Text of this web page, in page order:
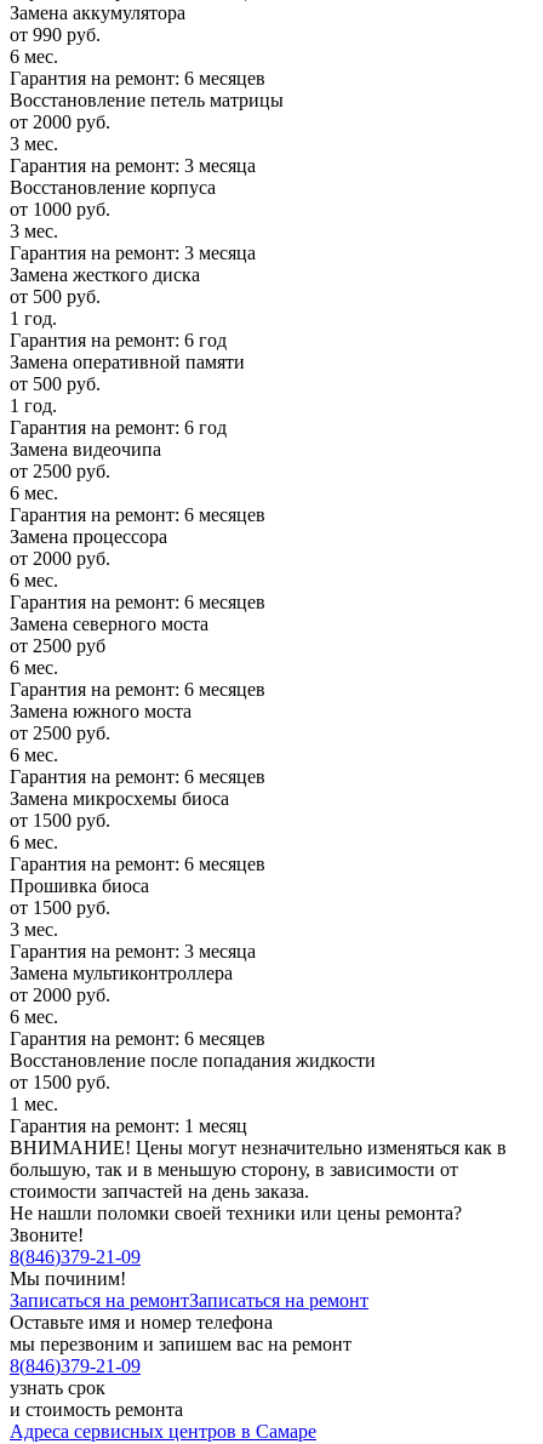
Замена аккумулятора
от 990 руб.
6 мес.
Гарантия на ремонт: 6 месяцев
Восстановление петель матрицы
от 2000 руб.
3 мес.
Гарантия на ремонт: 3 месяца
Восстановление корпуса
от 1000 руб.
3 мес.
Гарантия на ремонт: 3 месяца
Замена жесткого диска
от 500 руб.
1 год.
Гарантия на ремонт: 6 год
Замена оперативной памяти
от 500 руб.
1 год.
Гарантия на ремонт: 6 год
Замена видеочипа
от 2500 руб.
6 мес.
Гарантия на ремонт: 6 месяцев
Замена процессора
от 2000 руб.
6 мес.
Гарантия на ремонт: 6 месяцев
Замена северного моста
от 2500 руб
6 мес.
Гарантия на ремонт: 6 месяцев
Замена южного моста
от 2500 руб.
6 мес.
Гарантия на ремонт: 6 месяцев
Замена микросхемы биоса
от 1500 руб.
6 мес.
Гарантия на ремонт: 6 месяцев
Прошивка биоса
от 1500 руб.
3 мес.
Гарантия на ремонт: 3 месяца
Замена мультиконтроллера
от 2000 руб.
6 мес.
Гарантия на ремонт: 6 месяцев
Восстановление после попадания жидкости
от 1500 руб.
1 мес.
Гарантия на ремонт: 1 месяц
ВНИМАНИЕ! Цены могут незначительно изменяться как в
большую, так и в меньшую сторону, в зависимости от
стоимости запчастей на день заказа.
Не нашли поломки своей техники или цены ремонта?
Звоните!
8(846)379-21-09
Мы починим!
Записаться на ремонтЗаписаться на ремонт
Оставьте имя и номер телефона
мы перезвоним и запишем вас на ремонт
8(846)379-21-09
узнать срок
и стоимость ремонта
Адреса сервисных центров в Самаре